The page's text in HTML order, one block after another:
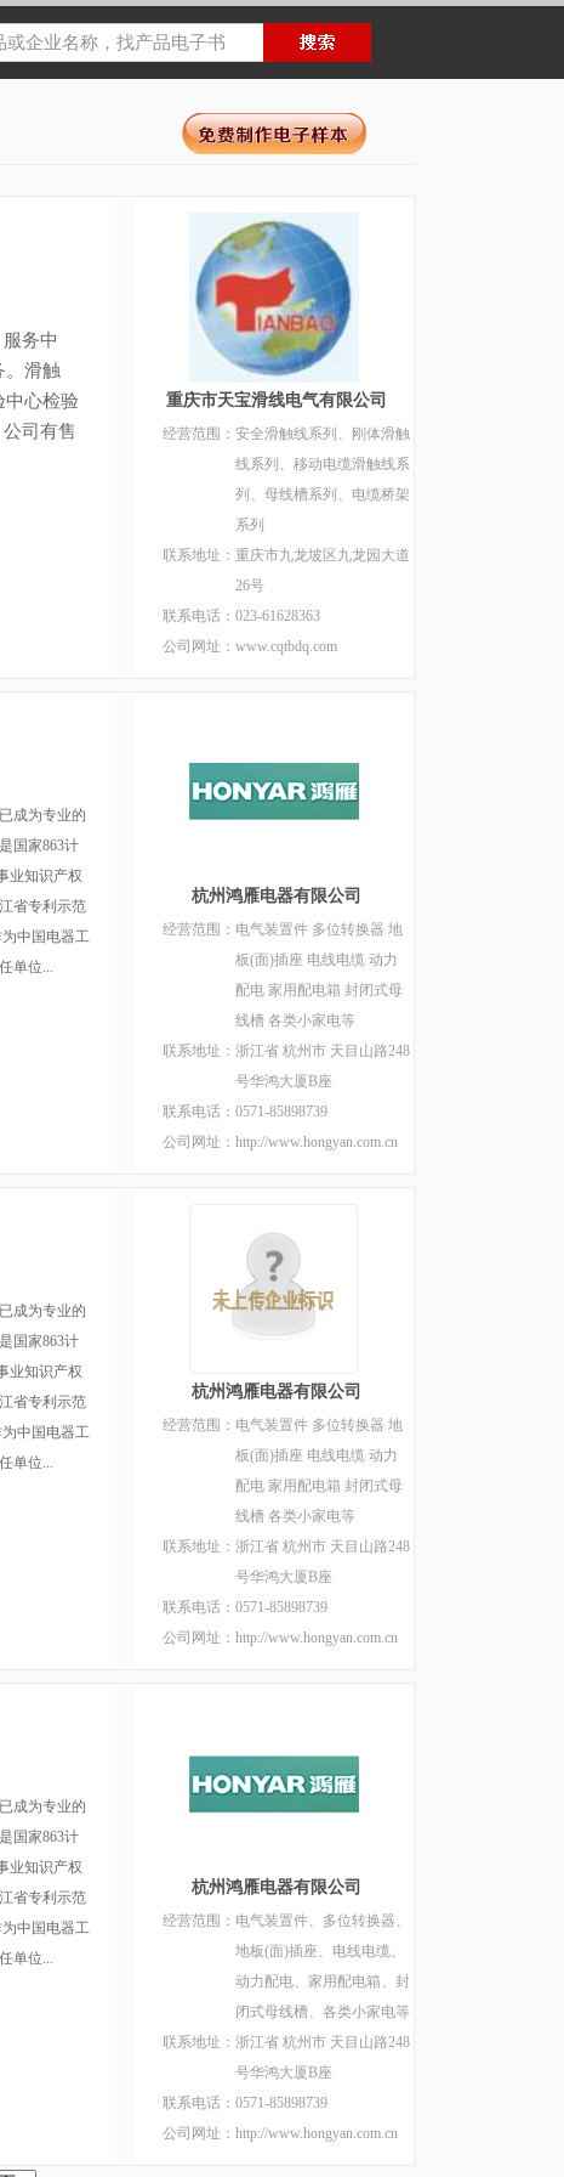
务中
。滑触
中心检验
司有售
重庆市天宝滑线电气有限公司
经营范围： 安全滑触线系列、刚体滑触
线系列、移动电缆滑触线系
列、母线槽系列、电缆桥架
系列
联系地址： 重庆市九龙坡区九龙园大道
26号
联系电话： 023-61628363
公司网址： www.cqtbdq.com
成为专业的
国家863计
业知识产权
省专利示范
中国电器工
单位...
杭州鸿雁电器有限公司
经营范围： 电气装置件 多位转换器 地
板(面)插座 电线电缆 动力
配电 家用配电箱 封闭式母
线槽 各类小家电等
联系地址： 浙江省 杭州市 天目山路248
号华鸿大厦B座
联系电话： 0571-85898739
公司网址： http://www.hongyan.com.cn
成为专业的
国家863计
业知识产权
省专利示范
中国电器工
单位...
杭州鸿雁电器有限公司
经营范围： 电气装置件 多位转换器 地
板(面)插座 电线电缆 动力
配电 家用配电箱 封闭式母
线槽 各类小家电等
联系地址： 浙江省 杭州市 天目山路248
号华鸿大厦B座
联系电话： 0571-85898739
公司网址： http://www.hongyan.com.cn
成为专业的
国家863计
业知识产权
省专利示范
中国电器工
单位...
杭州鸿雁电器有限公司
经营范围： 电气装置件、多位转换器、
地板(面)插座、电线电缆、
动力配电、家用配电箱、封
闭式母线槽、各类小家电等
联系地址： 浙江省 杭州市 天目山路248
号华鸿大厦B座
联系电话： 0571-85898739
公司网址： http://www.hongyan.com.cn